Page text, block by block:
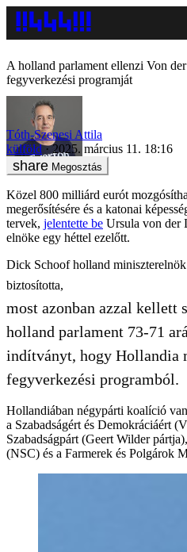
A holland parlament ellenzi Von
fegyverkezési programját
Tóth-Szenesi Attila
külföld
2025. március 11. 18:16
Megosztás
Közel 800 milliárd eurót
megerősítésére és a katonai
tervek, jelentette be Ursula von der
elnöke egy héttel ezelőtt.
Dick Schoof holland miniszterelnök
biztosította,
most azonban azzal kellett
holland parlament 73-71
indítványt, hogy Hollandia
fegyverkezési programból.
Hollandiában négypárti koalíció
a Szabadságért és Demokráciáért
Szabadságpárt (Geert Wilder
(NSC) és a Farmerek és Polgárok